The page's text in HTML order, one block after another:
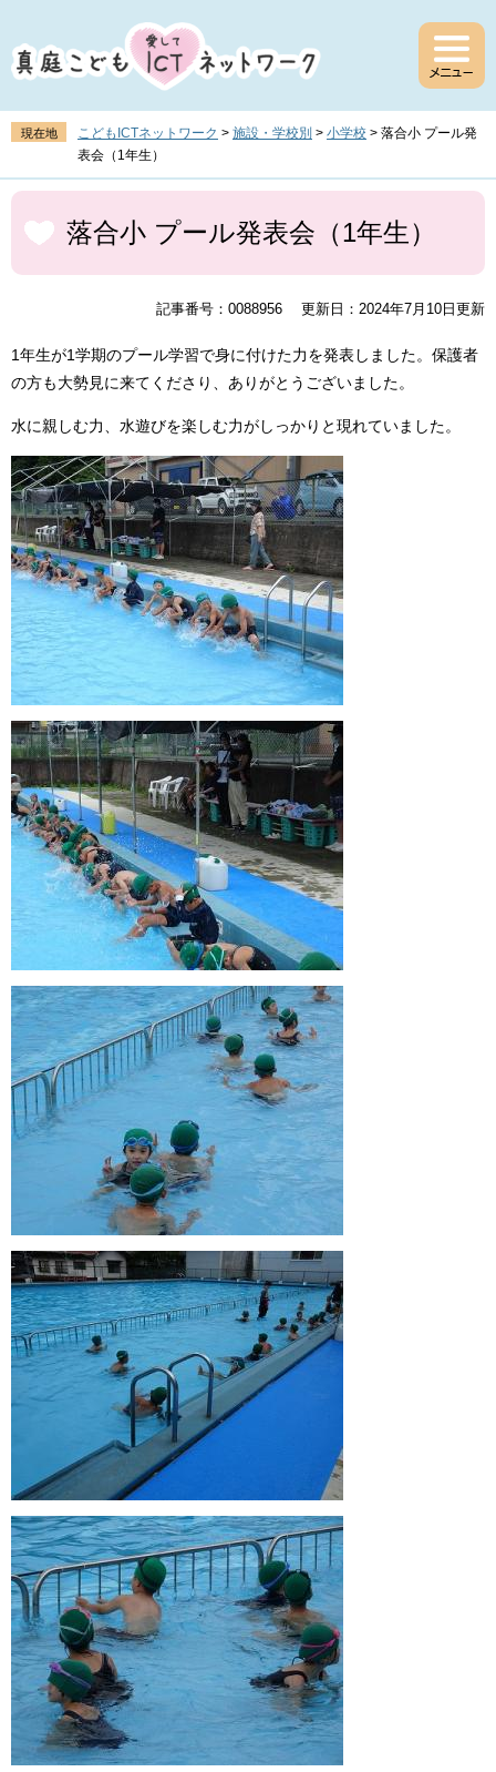
ジ
の
頭
す
。
ュ
ー
飛
し
て
へ
現在地 こどもICTネットワーク > 施設・学校別 > 小学校 > 落合小 プール発
表会（1年生）
本
文
落合小 プール発表会（1年生）
記事番号：0088956 更新日：2024年7月10日更新
1年生が1学期のプール学習で身に付けた力を発表しました。保護者
の方も大勢見に来てくださり、ありがとうございました。
水に親しむ力、水遊びを楽しむ力がしっかりと現れていました。